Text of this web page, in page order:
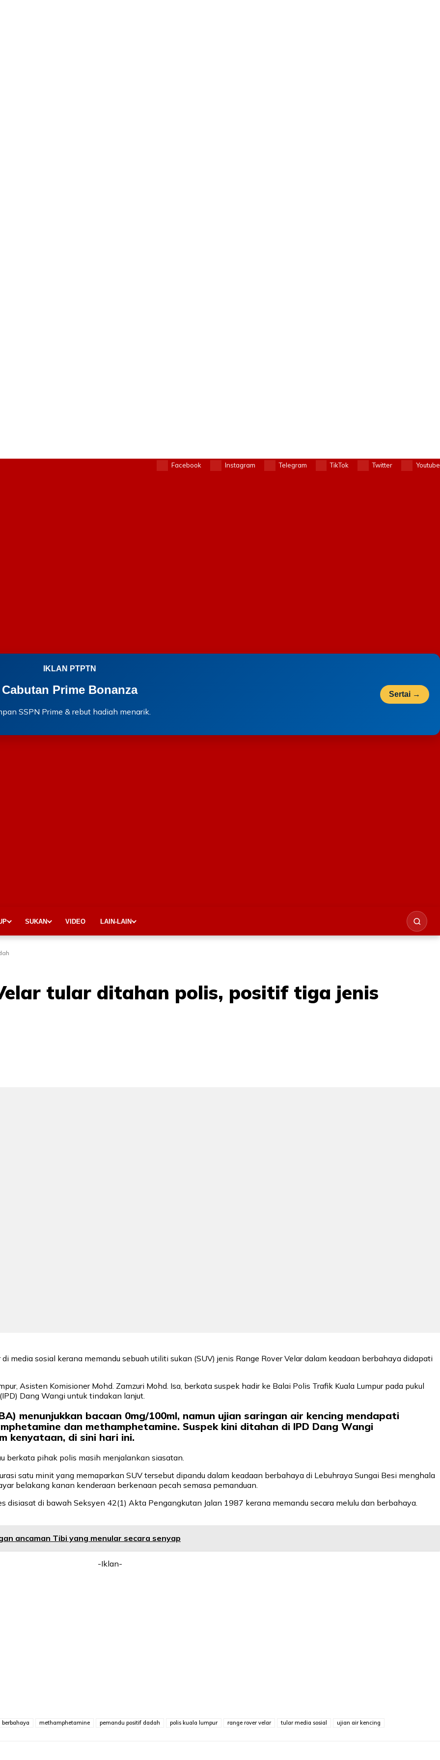
Facebook Instagram Telegram TikTok Twitter Youtube
IKLAN PTPTN
Cabutan Prime Bonanza
SSPN Prime & rebut hadiah menarik.
Sertai →
SUKAN VIDEO LAIN-LAIN
tular ditahan polis, positif tiga jenis
media sosial kerana memandu sebuah utiliti sukan (SUV) jenis Range Rover Velar dalam keadaan berbahaya didapati
Asisten Komisioner Mohd. Zamzuri Mohd. Isa, berkata suspek hadir ke Balai Polis Trafik Kuala Lumpur pada pukul
Dang Wangi untuk tindakan lanjut.
menunjukkan bacaan 0mg/100ml, namun ujian saringan air kencing mendapati
dan methamphetamine. Suspek kini ditahan di IPD Dang Wangi
kenyataan, di sini hari ini.
berkata pihak polis masih menjalankan siasatan.
satu minit yang memaparkan SUV tersebut dipandu dalam keadaan berbahaya di Lebuhraya Sungai Besi menghala
belakang kanan kenderaan berkenaan pecah semasa pemanduan.
disiasat di bawah Seksyen 42(1) Akta Pengangkutan Jalan 1987 kerana memandu secara melulu dan berbahaya.
ancaman Tibi yang menular secara senyap
-Iklan-
methamphetamine pemandu positif dadah polis kuala lumpur range rover velar tular media sosial ujian air kencing